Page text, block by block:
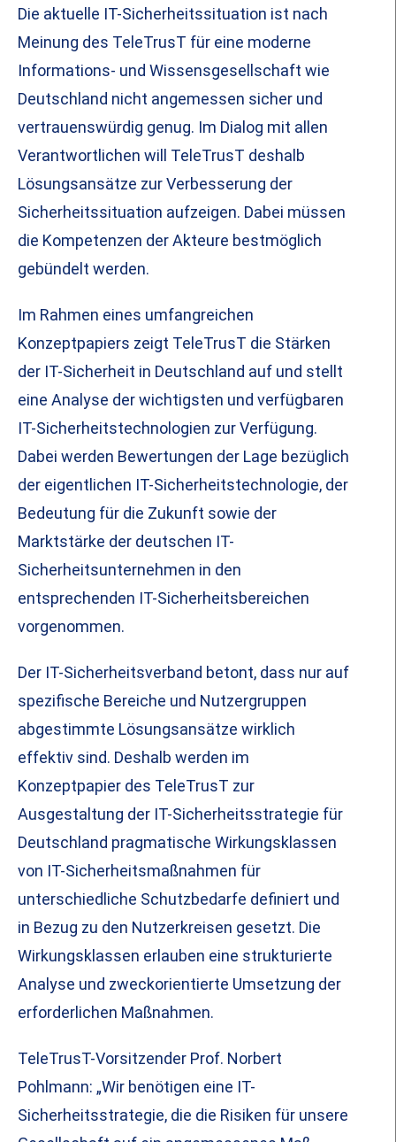
Die aktuelle IT-Sicherheitssituation ist nach
Meinung des TeleTrusT für eine moderne
Informations- und Wissensgesellschaft wie
Deutschland nicht angemessen sicher und
vertrauenswürdig genug. Im Dialog mit allen
Verantwortlichen will TeleTrusT deshalb
Lösungsansätze zur Verbesserung der
Sicherheitssituation aufzeigen. Dabei müssen
die Kompetenzen der Akteure bestmöglich
gebündelt werden.
Im Rahmen eines umfangreichen
Konzeptpapiers zeigt TeleTrusT die Stärken
der IT-Sicherheit in Deutschland auf und stellt
eine Analyse der wichtigsten und verfügbaren
IT-Sicherheitstechnologien zur Verfügung.
Dabei werden Bewertungen der Lage bezüglich
der eigentlichen IT-Sicherheitstechnologie, der
Bedeutung für die Zukunft sowie der
Marktstärke der deutschen IT-
Sicherheitsunternehmen in den
entsprechenden IT-Sicherheitsbereichen
vorgenommen.
Der IT-Sicherheitsverband betont, dass nur auf
spezifische Bereiche und Nutzergruppen
abgestimmte Lösungsansätze wirklich
effektiv sind. Deshalb werden im
Konzeptpapier des TeleTrusT zur
Ausgestaltung der IT-Sicherheitsstrategie für
Deutschland pragmatische Wirkungsklassen
von IT-Sicherheitsmaßnahmen für
unterschiedliche Schutzbedarfe definiert und
in Bezug zu den Nutzerkreisen gesetzt. Die
Wirkungsklassen erlauben eine strukturierte
Analyse und zweckorientierte Umsetzung der
erforderlichen Maßnahmen.
TeleTrusT-Vorsitzender Prof. Norbert
Pohlmann: „Wir benötigen eine IT-
Sicherheitsstrategie, die die Risiken für unsere